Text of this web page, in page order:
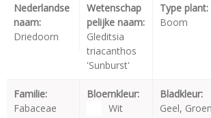
Nederlandse
naam:
Driedoorn
Wetenschap
pelijke naam:
Gleditsia
triacanthos
'Sunburst'
Type plant:
Boom
Familie:
Fabaceae
Bloemkleur:
Wit
Bladkleur:
Geel, Groen